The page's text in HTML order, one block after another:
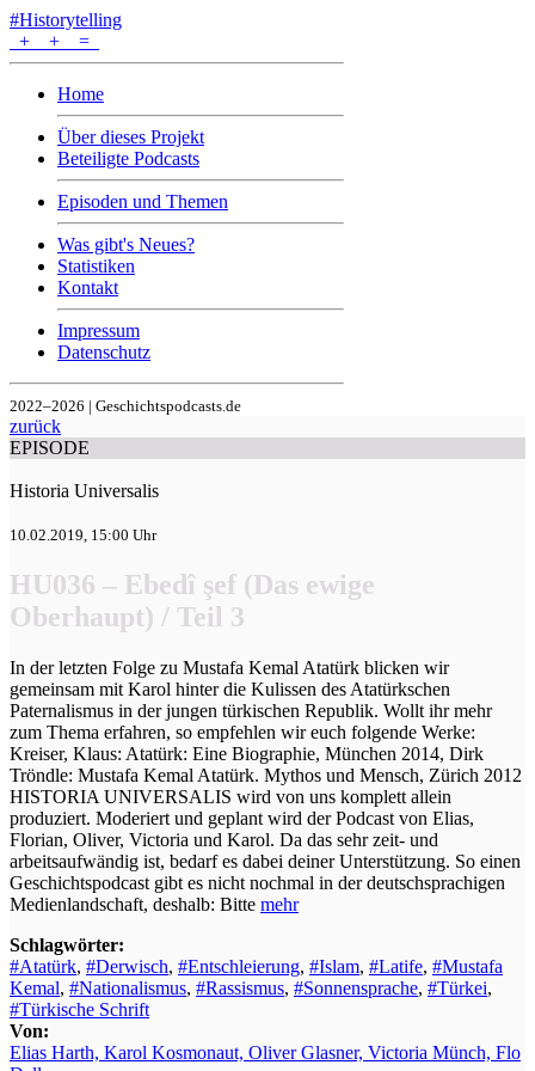
#Historytelling
+
+ =
Home
Über dieses Projekt
Beteiligte Podcasts
Episoden und Themen
Was gibt's Neues?
Statistiken
Kontakt
Impressum
Datenschutz
2022–2026 | Geschichtspodcasts.de
zurück
EPISODE
Historia Universalis
10.02.2019, 15:00 Uhr
HU036 – Ebedî şef (Das ewige
Oberhaupt) / Teil 3
In der letzten Folge zu Mustafa Kemal Atatürk blicken wir
gemeinsam mit Karol hinter die Kulissen des Atatürkschen
Paternalismus in der jungen türkischen Republik. Wollt ihr mehr
zum Thema erfahren, so empfehlen wir euch folgende Werke:
Kreiser, Klaus: Atatürk: Eine Biographie, München 2014, Dirk
Tröndle: Mustafa Kemal Atatürk. Mythos und Mensch, Zürich 2012
HISTORIA UNIVERSALIS wird von uns komplett allein
produziert. Moderiert und geplant wird der Podcast von Elias,
Florian, Oliver, Victoria und Karol. Da das sehr zeit- und
arbeitsaufwändig ist, bedarf es dabei deiner Unterstützung. So einen
Geschichtspodcast gibt es nicht nochmal in der deutschsprachigen
Medienlandschaft, deshalb: Bitte mehr
Schlagwörter:
#Atatürk, #Derwisch, #Entschleierung, #Islam, #Latife, #Mustafa
Kemal, #Nationalismus, #Rassismus, #Sonnensprache, #Türkei,
#Türkische Schrift
Von:
Elias Harth, Karol Kosmonaut, Oliver Glasner, Victoria Münch, Flo